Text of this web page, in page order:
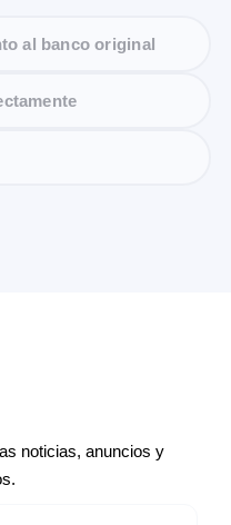
al banco original
noticias, anuncios y